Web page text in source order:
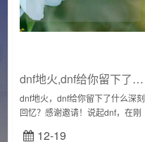
dnf地火,dnf给你留下了什么深刻回忆?
dnf地火，dnf给你留下了什么深刻
回忆？感谢邀请！说起dnf，在刚
12-19